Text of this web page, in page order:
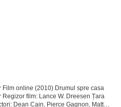
online (2010) Drumul spre casa
film: Lance W. Dreesen Țara
Dean Cain, Pierce Gagnon, Matt